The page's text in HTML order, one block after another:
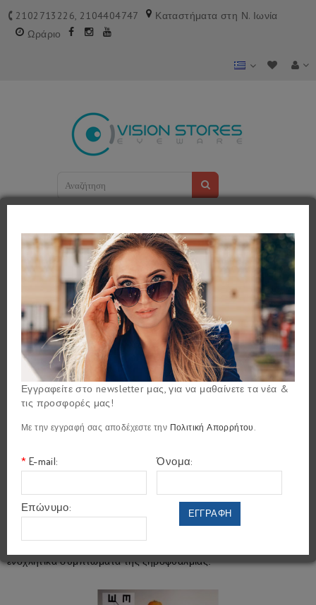
2102713226, 2104404747
Καταστήματα στη Ν. Ιωνία
Ωράριο
0 προϊόν(τα) - 0,00€
Κατηγορίες
Tips για τη φροντίδα των ματιών σας!
Blog Tips για τη φροντίδα των ματιών σας!
Tips για τη φροντίδα των ματιών σας!
ενοχλητικά συμπτώματα της ξηροφθαλμίας.
Εγγραφείτε στο newsletter μας, για να μαθαίνετε τα νέα &
τις προσφορές μας!
Με την εγγραφή σας αποδέχεστε την Πολιτική Απορρήτου.
* E-mail: Όνομα:
Επώνυμο: ΕΓΓΡΑΦΗ